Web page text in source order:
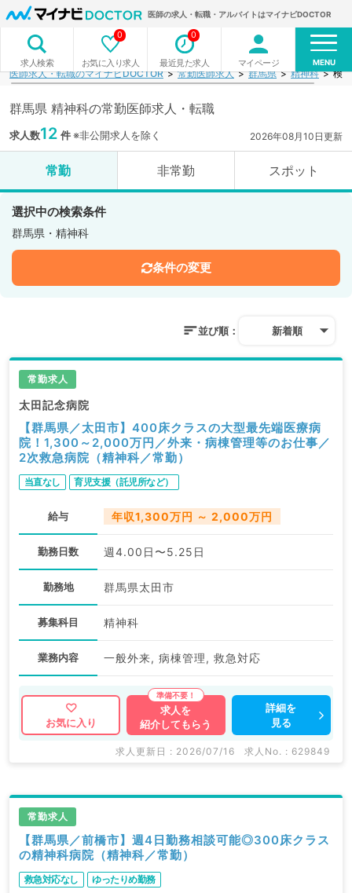
医師の求人・転職・アルバイトはマイナビDOCTOR
求人検索 お気に入り求人
0
最近見た求人
0
マイページ MENU
医師求人・転職のマイナビDOCTOR 常勤医師求人 群馬県 精神科 検
群馬県 精神科の常勤医師求人・転職
求人数12 件※非公開求人を除く 2026年08月10日更新
常勤 非常勤 スポット
選択中の検索条件
群馬県・精神科
条件の変更
並び順： 新着順
常勤求人
太田記念病院
【群馬県／太田市】400床クラスの大型最先端医療病
院！1,300～2,000万円／外来・病棟管理等のお仕事／
2次救急病院（精神科／常勤）
当直なし 育児支援（託児所など）
給与 年収1,300万円 ～ 2,000万円
勤務日数 週4.00日〜5.25日
勤務地 群馬県太田市
募集科目 精神科
業務内容 一般外来, 病棟管理, 救急対応
お気に入り
求人を
紹介してもらう
詳細を
見る
求人更新日 : 2026/07/16 求人No. : 629849
常勤求人
【群馬県／前橋市】週4日勤務相談可能◎300床クラス
の精神科病院（精神科／常勤）
救急対応なし ゆったりめ勤務